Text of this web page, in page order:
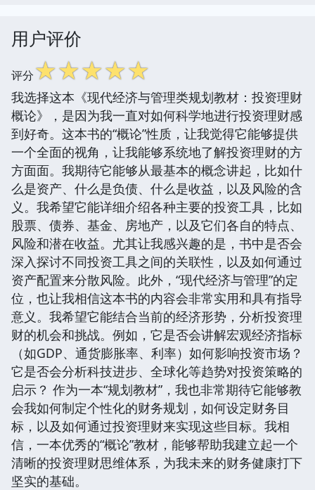
用户评价
评分☆☆☆☆☆
我选择这本《现代经济与管理类规划教材：投资理财
概论》，是因为我一直对如何科学地进行投资理财感
到好奇。这本书的“概论”性质，让我觉得它能够提供
一个全面的视角，让我能够系统地了解投资理财的方
方面面。我期待它能够从最基本的概念讲起，比如什
么是资产、什么是负债、什么是收益，以及风险的含
义。我希望它能详细介绍各种主要的投资工具，比如
股票、债券、基金、房地产，以及它们各自的特点、
风险和潜在收益。尤其让我感兴趣的是，书中是否会
深入探讨不同投资工具之间的关联性，以及如何通过
资产配置来分散风险。此外，“现代经济与管理”的定
位，也让我相信这本书的内容会非常实用和具有指导
意义。我希望它能结合当前的经济形势，分析投资理
财的机会和挑战。例如，它是否会讲解宏观经济指标
（如GDP、通货膨胀率、利率）如何影响投资市场？
它是否会分析科技进步、全球化等趋势对投资策略的
启示？ 作为一本“规划教材”，我也非常期待它能够教
会我如何制定个性化的财务规划，如何设定财务目
标，以及如何通过投资理财来实现这些目标。我相
信，一本优秀的“概论”教材，能够帮助我建立起一个
清晰的投资理财思维体系，为我未来的财务健康打下
坚实的基础。